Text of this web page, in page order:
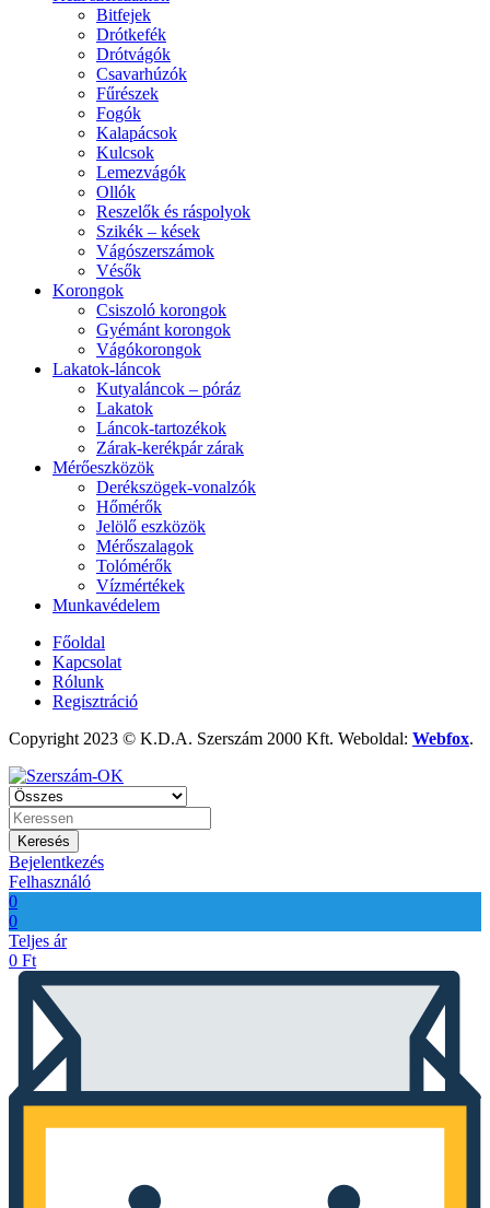
Bitfejek
Drótkefék
Drótvágók
Csavarhúzók
Fűrészek
Fogók
Kalapácsok
Kulcsok
Lemezvágók
Ollók
Reszelők és ráspolyok
Szikék – kések
Vágószerszámok
Vésők
Korongok
Csiszoló korongok
Gyémánt korongok
Vágókorongok
Lakatok-láncok
Kutyaláncok – póráz
Lakatok
Láncok-tartozékok
Zárak-kerékpár zárak
Mérőeszközök
Derékszögek-vonalzók
Hőmérők
Jelölő eszközök
Mérőszalagok
Tolómérők
Vízmértékek
Munkavédelem
Főoldal
Kapcsolat
Rólunk
Regisztráció
Copyright 2023 © K.D.A. Szerszám 2000 Kft. Weboldal: Webfox.
Keresés
Bejelentkezés
Felhasználó
0
0
Teljes ár
0 Ft